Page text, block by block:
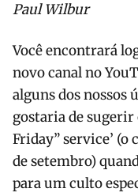
Paul Wilbur
Você encontrará
novo canal no
alguns dos nossos
gostaria de sugerir
Friday” service’ (o
de setembro)
para um culto